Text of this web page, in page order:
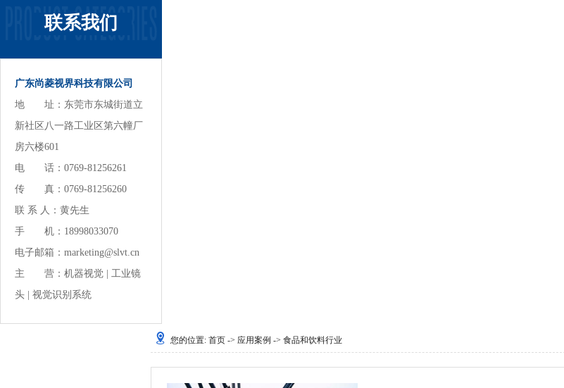
联系我们
广东尚菱视界科技有限公司
地 址：东莞市东城街道立
新社区八一路工业区第六幢厂
房六楼601
电 话：0769-81256261
传 真：0769-81256260
联 系 人：黄先生
手 机：18998033070
电子邮箱：marketing@slvt.cn
主 营： 机器视觉
工业镜
头
视觉识别系统
您的位置: 首页 -> 应用案例 -> 食品和饮料行业